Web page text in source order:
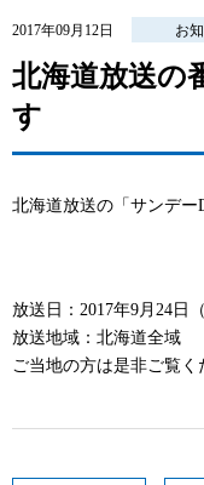
2017年09月12日 お
北海道放送の
す
北海道放送の「サンデー
放送日：2017年9月24日
放送地域：北海道全域
ご当地の方は是非ご覧く